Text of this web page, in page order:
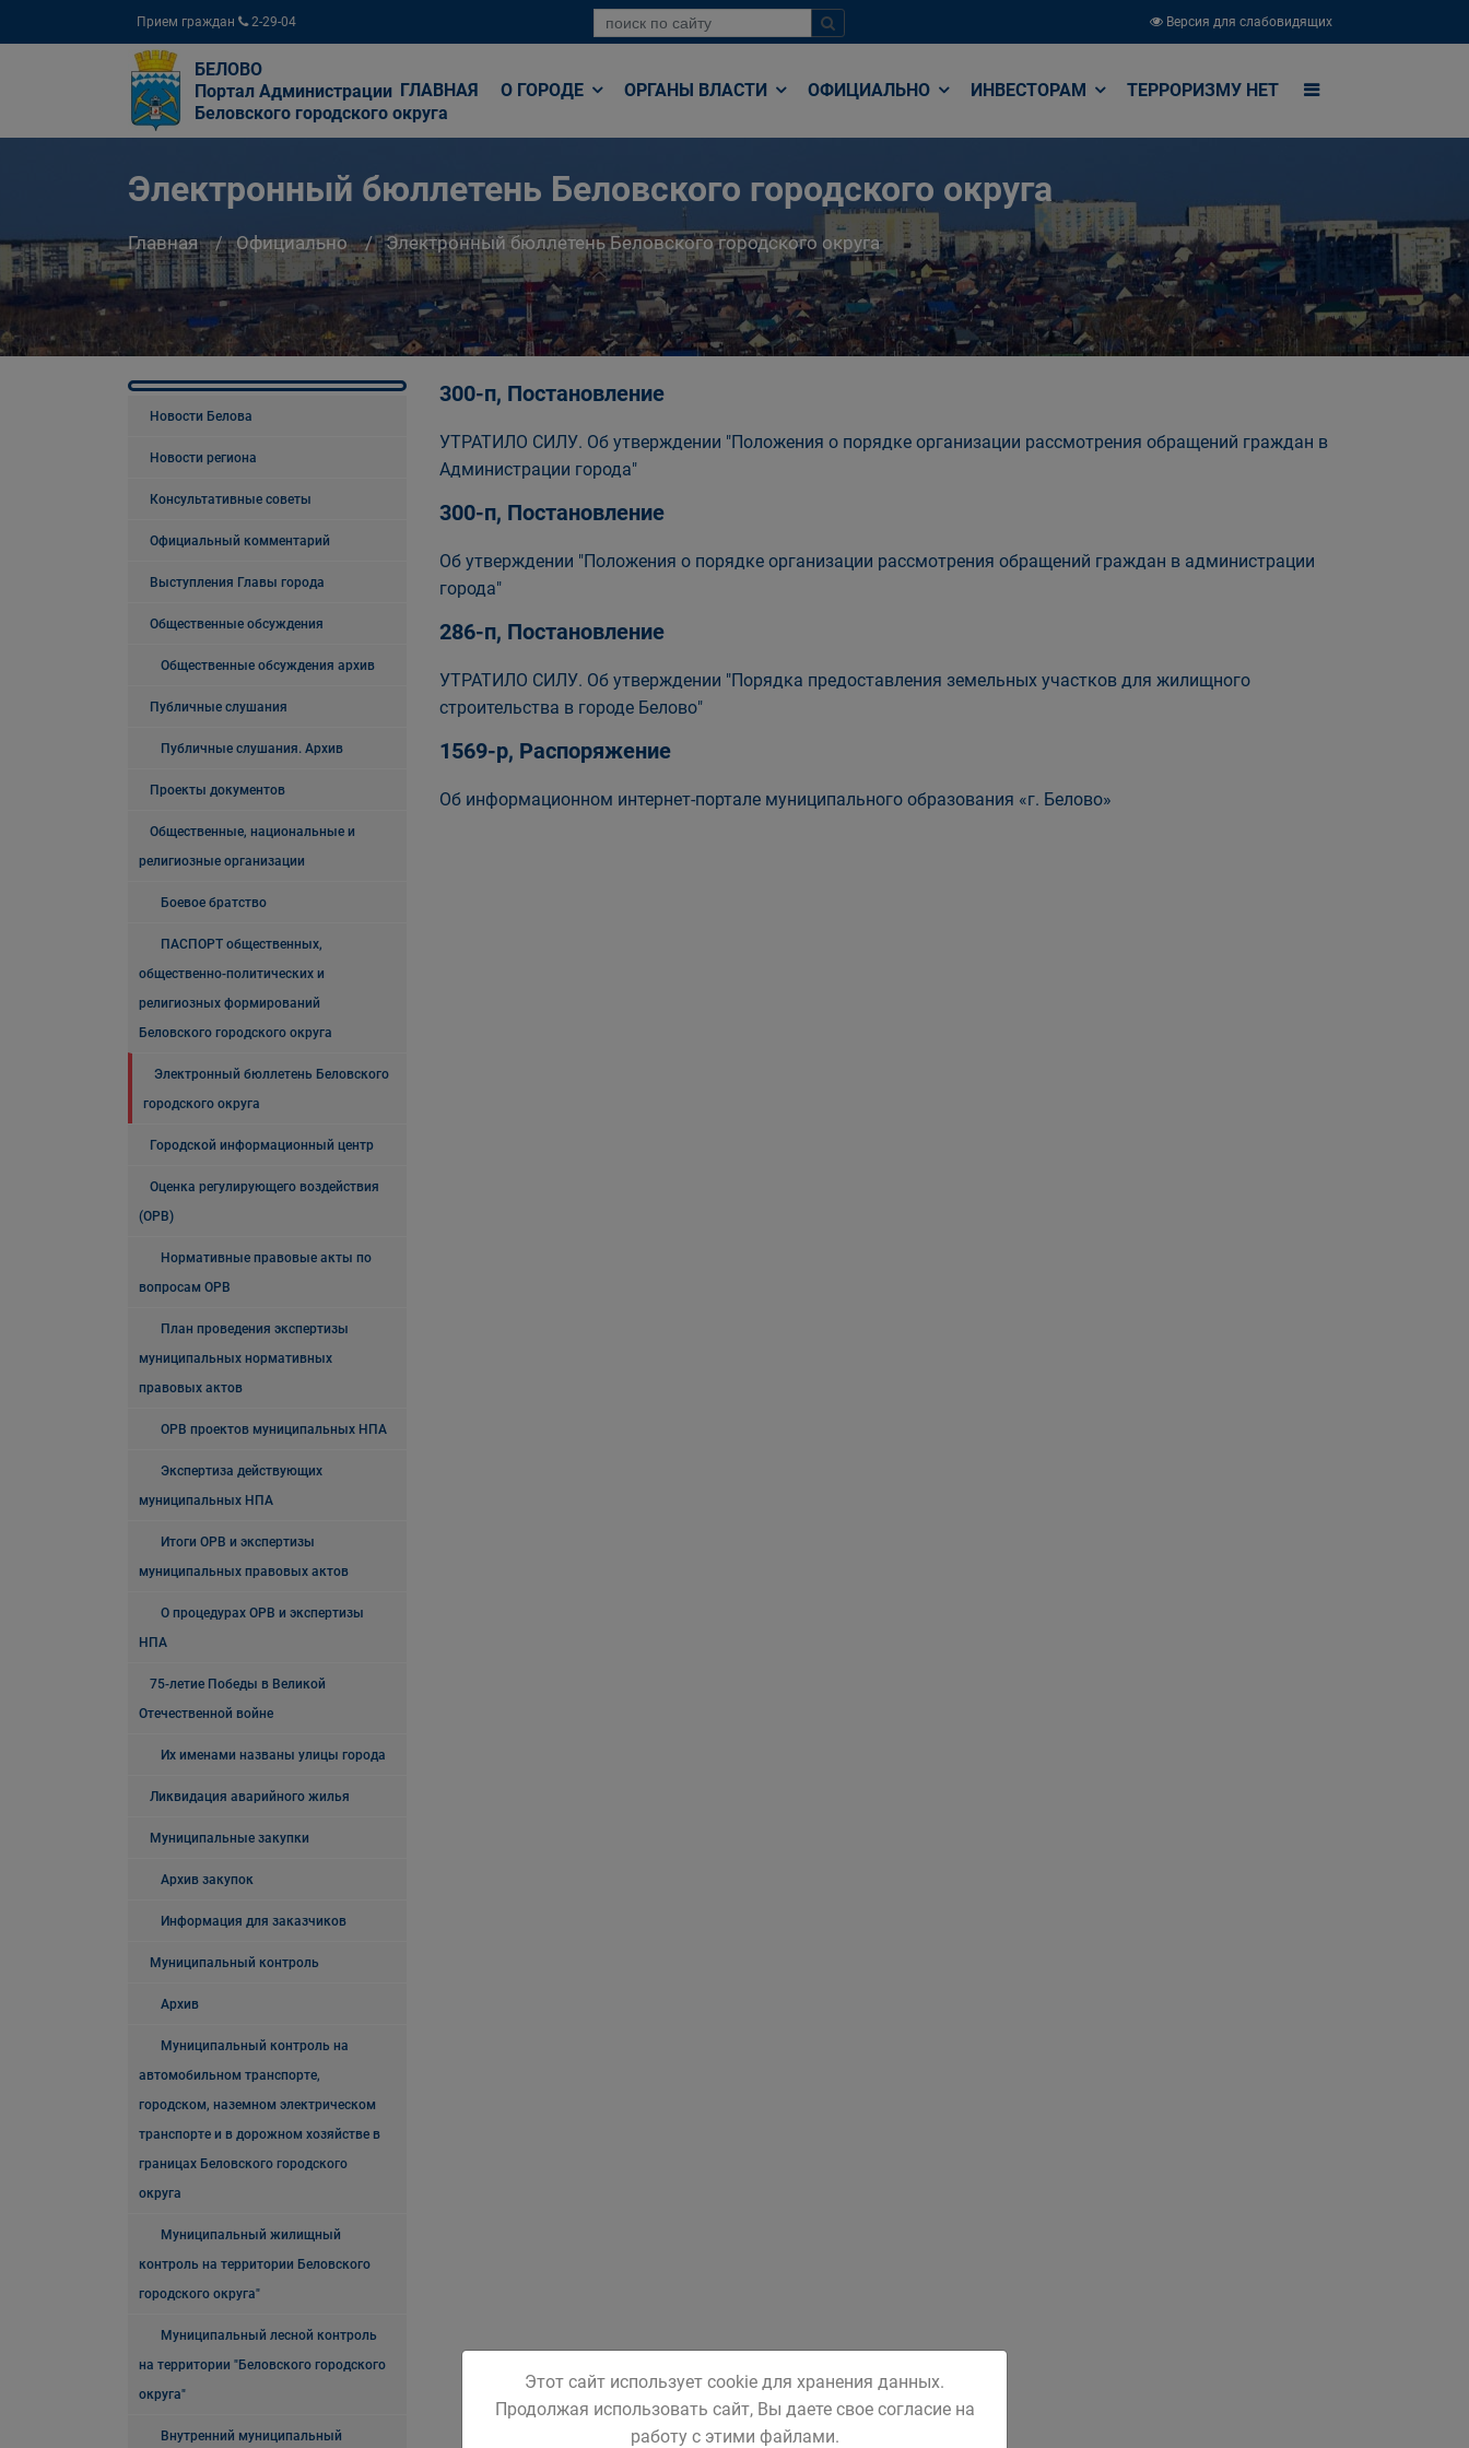
Прием граждан 2-29-04 Версия для слабовидящих
БЕЛОВО
Портал Администрации
Беловского городского округа
ГЛАВНАЯ О ГОРОДЕ ОРГАНЫ ВЛАСТИ ОФИЦИАЛЬНО ИНВЕСТОРАМ ТЕРРОРИЗМУ НЕТ
Электронный бюллетень Беловского городского округа
Главная Официально Электронный бюллетень Беловского городского округа
Новости Белова
Новости региона
Консультативные советы
Официальный комментарий
Выступления Главы города
Общественные обсуждения
Общественные обсуждения архив
Публичные слушания
Публичные слушания. Архив
Проекты документов
Общественные, национальные и
религиозные организации
Боевое братство
ПАСПОРТ общественных,
общественно-политических и
религиозных формирований
Беловского городского округа
Электронный бюллетень Беловского
городского округа
Городской информационный центр
Оценка регулирующего воздействия
(ОРВ)
Нормативные правовые акты по
вопросам ОРВ
План проведения экспертизы
муниципальных нормативных
правовых актов
ОРВ проектов муниципальных НПА
Экспертиза действующих
муниципальных НПА
Итоги ОРВ и экспертизы
муниципальных правовых актов
О процедурах ОРВ и экспертизы
НПА
75-летие Победы в Великой
Отечественной войне
Их именами названы улицы города
Ликвидация аварийного жилья
Муниципальные закупки
Архив закупок
Информация для заказчиков
Муниципальный контроль
Архив
Муниципальный контроль на
автомобильном транспорте,
городском, наземном электрическом
транспорте и в дорожном хозяйстве в
границах Беловского городского
округа
Муниципальный жилищный
контроль на территории Беловского
городского округа"
Муниципальный лесной контроль
на территории "Беловского городского
округа"
Внутренний муниципальный
300-п, Постановление
УТРАТИЛО СИЛУ. Об утверждении "Положения о порядке организации рассмотрения обращений граждан в
Администрации города"
300-п, Постановление
Об утверждении "Положения о порядке организации рассмотрения обращений граждан в администрации
города"
286-п, Постановление
УТРАТИЛО СИЛУ. Об утверждении "Порядка предоставления земельных участков для жилищного
строительства в городе Белово"
1569-р, Распоряжение
Об информационном интернет-портале муниципального образования «г. Белово»
Этот сайт использует cookie для хранения данных.
Продолжая использовать сайт, Вы даете свое согласие на
работу с этими файлами.